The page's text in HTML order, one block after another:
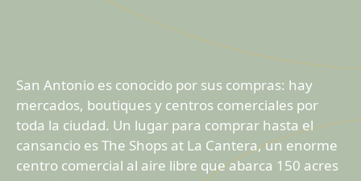
San Antonio es conocido por sus compras: hay
mercados, boutiques y centros comerciales por
toda la ciudad. Un lugar para comprar hasta el
cansancio es The Shops at La Cantera, un enorme
centro comercial al aire libre que abarca 150 acres